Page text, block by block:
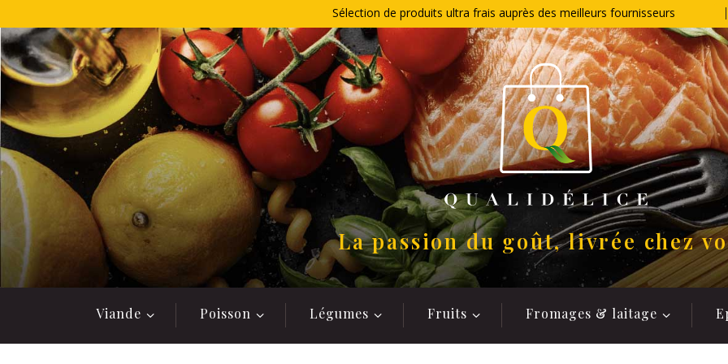
au
contenu
Sélection de produits ultra frais auprès des meilleurs fournisseurs
La passion du goût, livrée chez
Viande Poisson Légumes Fruits Fromages & laitage